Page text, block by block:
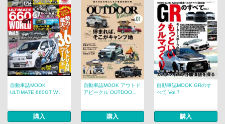
自動車誌MOOK
ULTIMATE 660GT W...
購入
自動車誌MOOK アウトド
アビークル OUTDOO...
購入
自動車誌MOOK GRのす
べて Vol.7
購入